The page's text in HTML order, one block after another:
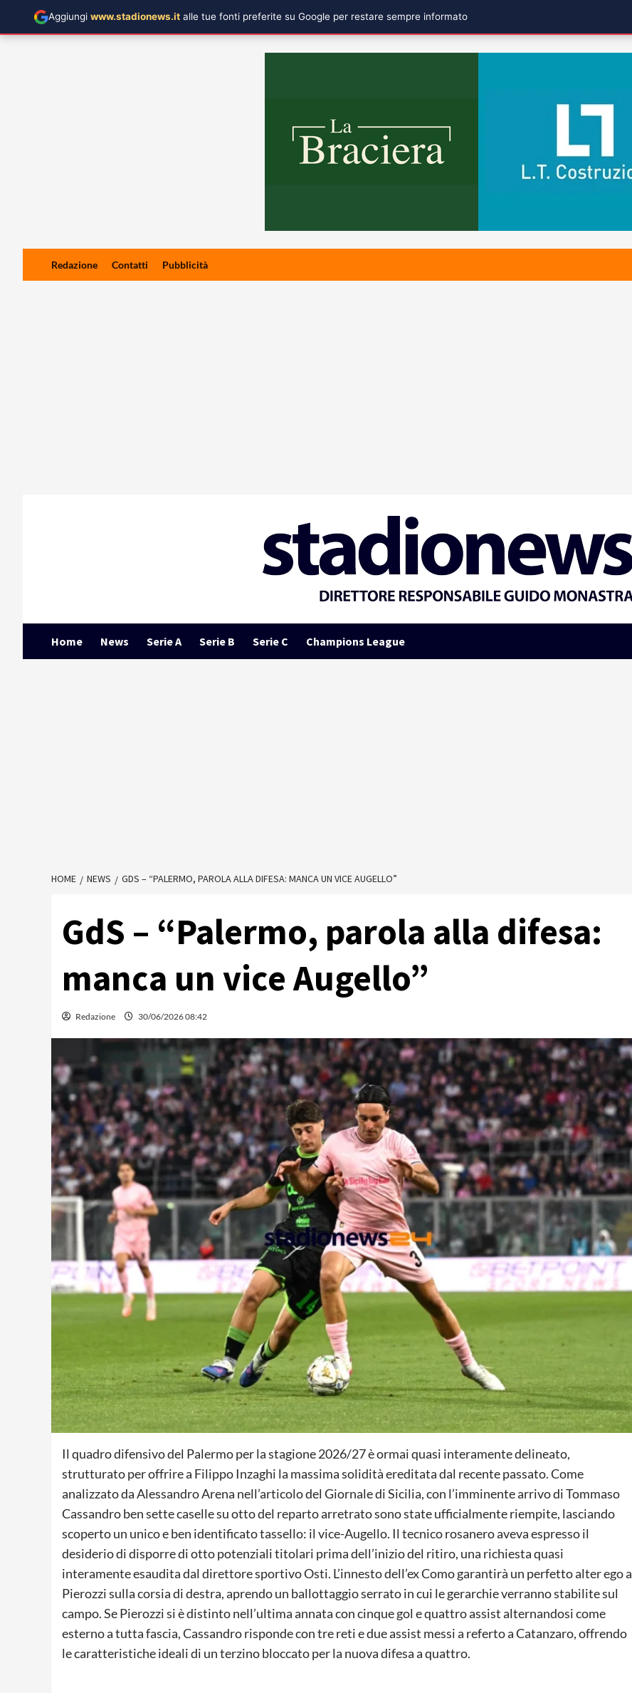
Redazione Contatti Pubblicità
Home News Serie A Serie B Serie C Champions League
HOME NEWS GDS – “PALERMO, PAROLA ALLA DIFESA: MANCA UN VICE AUGELLO”
GdS – “Palermo, parola alla difesa:
manca un vice Augello”
Redazione 30/06/2026 08:42
Il quadro difensivo del Palermo per la stagione 2026/27 è ormai quasi interamente delineato,
strutturato per offrire a Filippo Inzaghi la massima solidità ereditata dal recente passato. Come
analizzato da Alessandro Arena nell’articolo del Giornale di Sicilia, con l’imminente arrivo di Tommaso
Cassandro ben sette caselle su otto del reparto arretrato sono state ufficialmente riempite, lasciando
scoperto un unico e ben identificato tassello: il vice-Augello. Il tecnico rosanero aveva espresso il
desiderio di disporre di otto potenziali titolari prima dell’inizio del ritiro, una richiesta quasi
interamente esaudita dal direttore sportivo Osti. L’innesto dell’ex Como garantirà un perfetto alter ego a
Pierozzi sulla corsia di destra, aprendo un ballottaggio serrato in cui le gerarchie verranno stabilite sul
campo. Se Pierozzi si è distinto nell’ultima annata con cinque gol e quattro assist alternandosi come
esterno a tutta fascia, Cassandro risponde con tre reti e due assist messi a referto a Catanzaro, offrendo
le caratteristiche ideali di un terzino bloccato per la nuova difesa a quattro.
Aggiungi www.stadionews.it alle tue fonti preferite su Google per restare sempre informato